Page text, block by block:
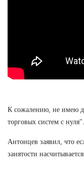
К сожалению, не имею
торговых систем с нуля".
Антонцев заявил, что
занятости